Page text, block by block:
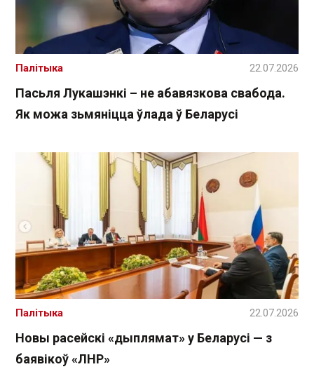
Пасьля Лукашэнкі – не абавязкова свабода.
Як можа зьмяніцца ўлада ў Беларусі
Палітыка 22.07.2026
Новы расейскі «дыплямат» у Беларусі — з
баявікоў «ЛНР»
Палітыка 22.07.2026